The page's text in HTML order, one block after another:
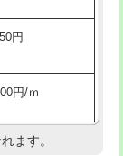
円
円/ｍ
査
ます。